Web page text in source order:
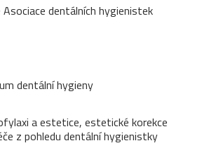
dentálních hygienistek
dentální hygieny
a estetice, estetické korekce
z pohledu dentální hygienistky